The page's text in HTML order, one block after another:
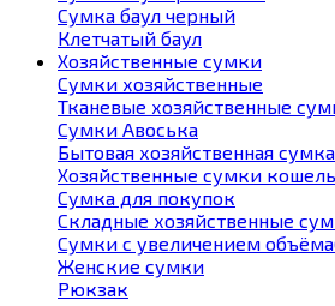
Сумка баул черный
Клетчатый баул
Хозяйственные сумки
Сумки хозяйственные
Тканевые хозяйственные
Сумки Авоська
Бытовая хозяйственная сумка
Хозяйственные сумки
Сумка для покупок
Складные хозяйственные
Сумки с увеличением
Женские сумки
Рюкзак